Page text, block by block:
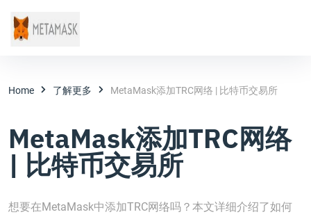
Home 了解更多 MetaMask添加TRC网络 | 比特币交易所
MetaMask添加TRC网络
| 比特币交易所
想要在MetaMask中添加TRC网络吗？本文详细介绍了如何